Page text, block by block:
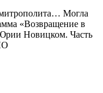
митрополита… Могла
«Возвращение в
Новицком. Часть